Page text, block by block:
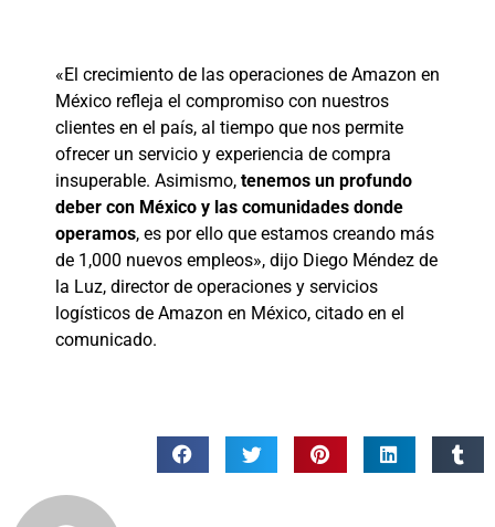
«El crecimiento de las operaciones de Amazon en
México refleja el compromiso con nuestros
clientes en el país, al tiempo que nos permite
ofrecer un servicio y experiencia de compra
insuperable. Asimismo, tenemos un profundo
deber con México y las comunidades donde
operamos, es por ello que estamos creando más
de 1,000 nuevos empleos», dijo Diego Méndez de
la Luz, director de operaciones y servicios
logísticos de Amazon en México, citado en el
comunicado.